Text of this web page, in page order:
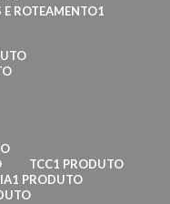
E ROTEAMENTO1
TCC1 PRODUTO
1 PRODUTO